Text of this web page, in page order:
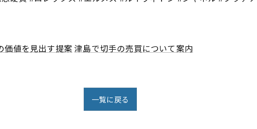
価値を見出す提案 津島で切手の売買について案内
一覧に戻る